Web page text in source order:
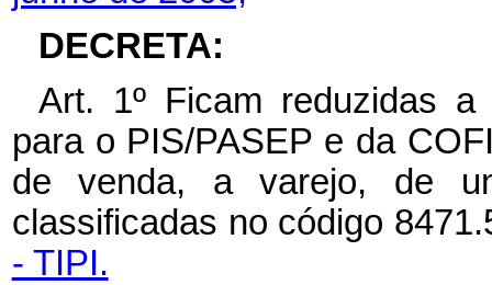
DECRETA:
Art. 1º Ficam reduzidas
para o PIS/PASEP e da
de venda, a varejo, de
classificadas no código
- TIPI.